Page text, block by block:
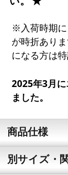
※入荷時期に
が時折あり
になる方は
2025年3月
ました。
商品仕様
別サイズ・